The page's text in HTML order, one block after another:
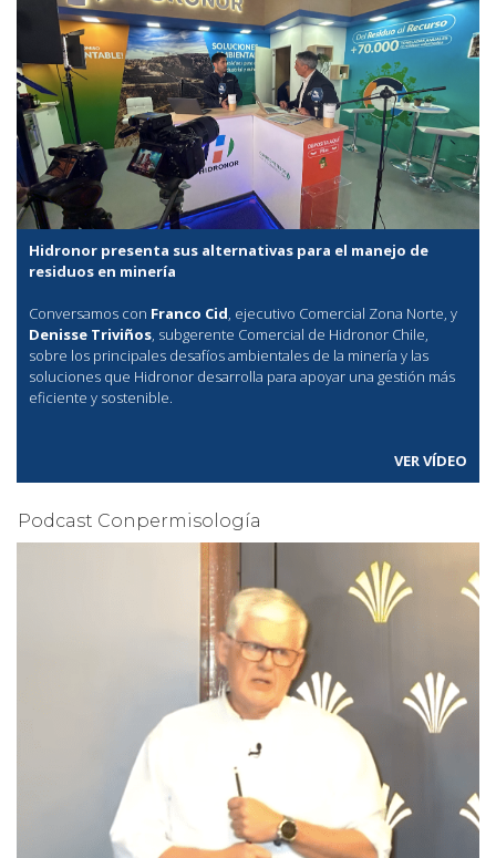
Hidronor presenta sus alternativas para el manejo de
residuos en minería
Conversamos con Franco Cid, ejecutivo Comercial Zona Norte, y
Denisse Triviños, subgerente Comercial de Hidronor Chile,
sobre los principales desafíos ambientales de la minería y las
soluciones que Hidronor desarrolla para apoyar una gestión más
eficiente y sostenible.
VER VÍDEO
Podcast Conpermisología